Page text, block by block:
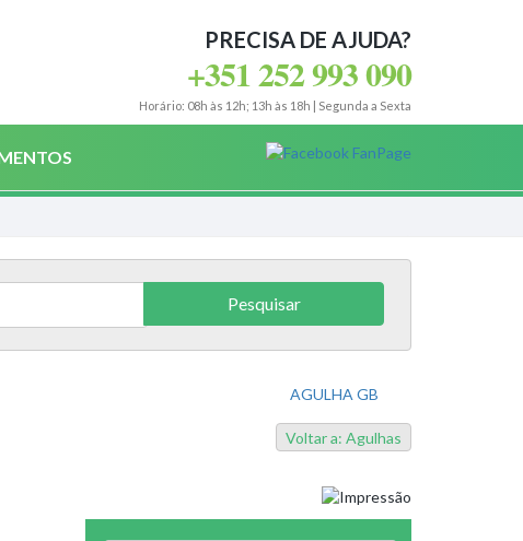
PRECISA DE AJUDA?
+351 252 993 090
Horário: 08h às 12h; 13h às 18h | Segunda a Sexta
AGULHA GB
Voltar a: Agulhas